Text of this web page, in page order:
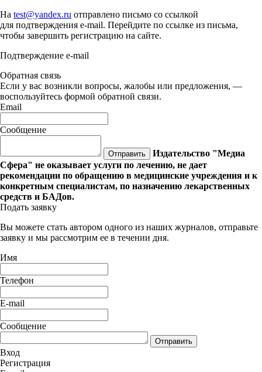
На test@yandex.ru отправлено письмо со ссылкой
для подтверждения e-mail. Перейдите по ссылке из письма,
чтобы завершить регистрацию на сайте.
Подтверждение e-mail
Обратная связь
Если у вас возникли вопросы, жалобы или предложения, —
воспользуйтесь формой обратной связи.
Email
Сообщение
Отправить
Издательство "Медиа
Сфера" не оказывает услуги по лечению, не дает
рекомендации по обращению в медицинские учреждения и к
конкретным специалистам, по назначению лекарственных
средств и БАДов.
Подать заявку
Вы можете стать автором одного из наших журналов, отправьте
заявку и мы рассмотрим ее в течении дня.
Имя
Телефон
E-mail
Сообщение
Отправить
Вход
Регистрация